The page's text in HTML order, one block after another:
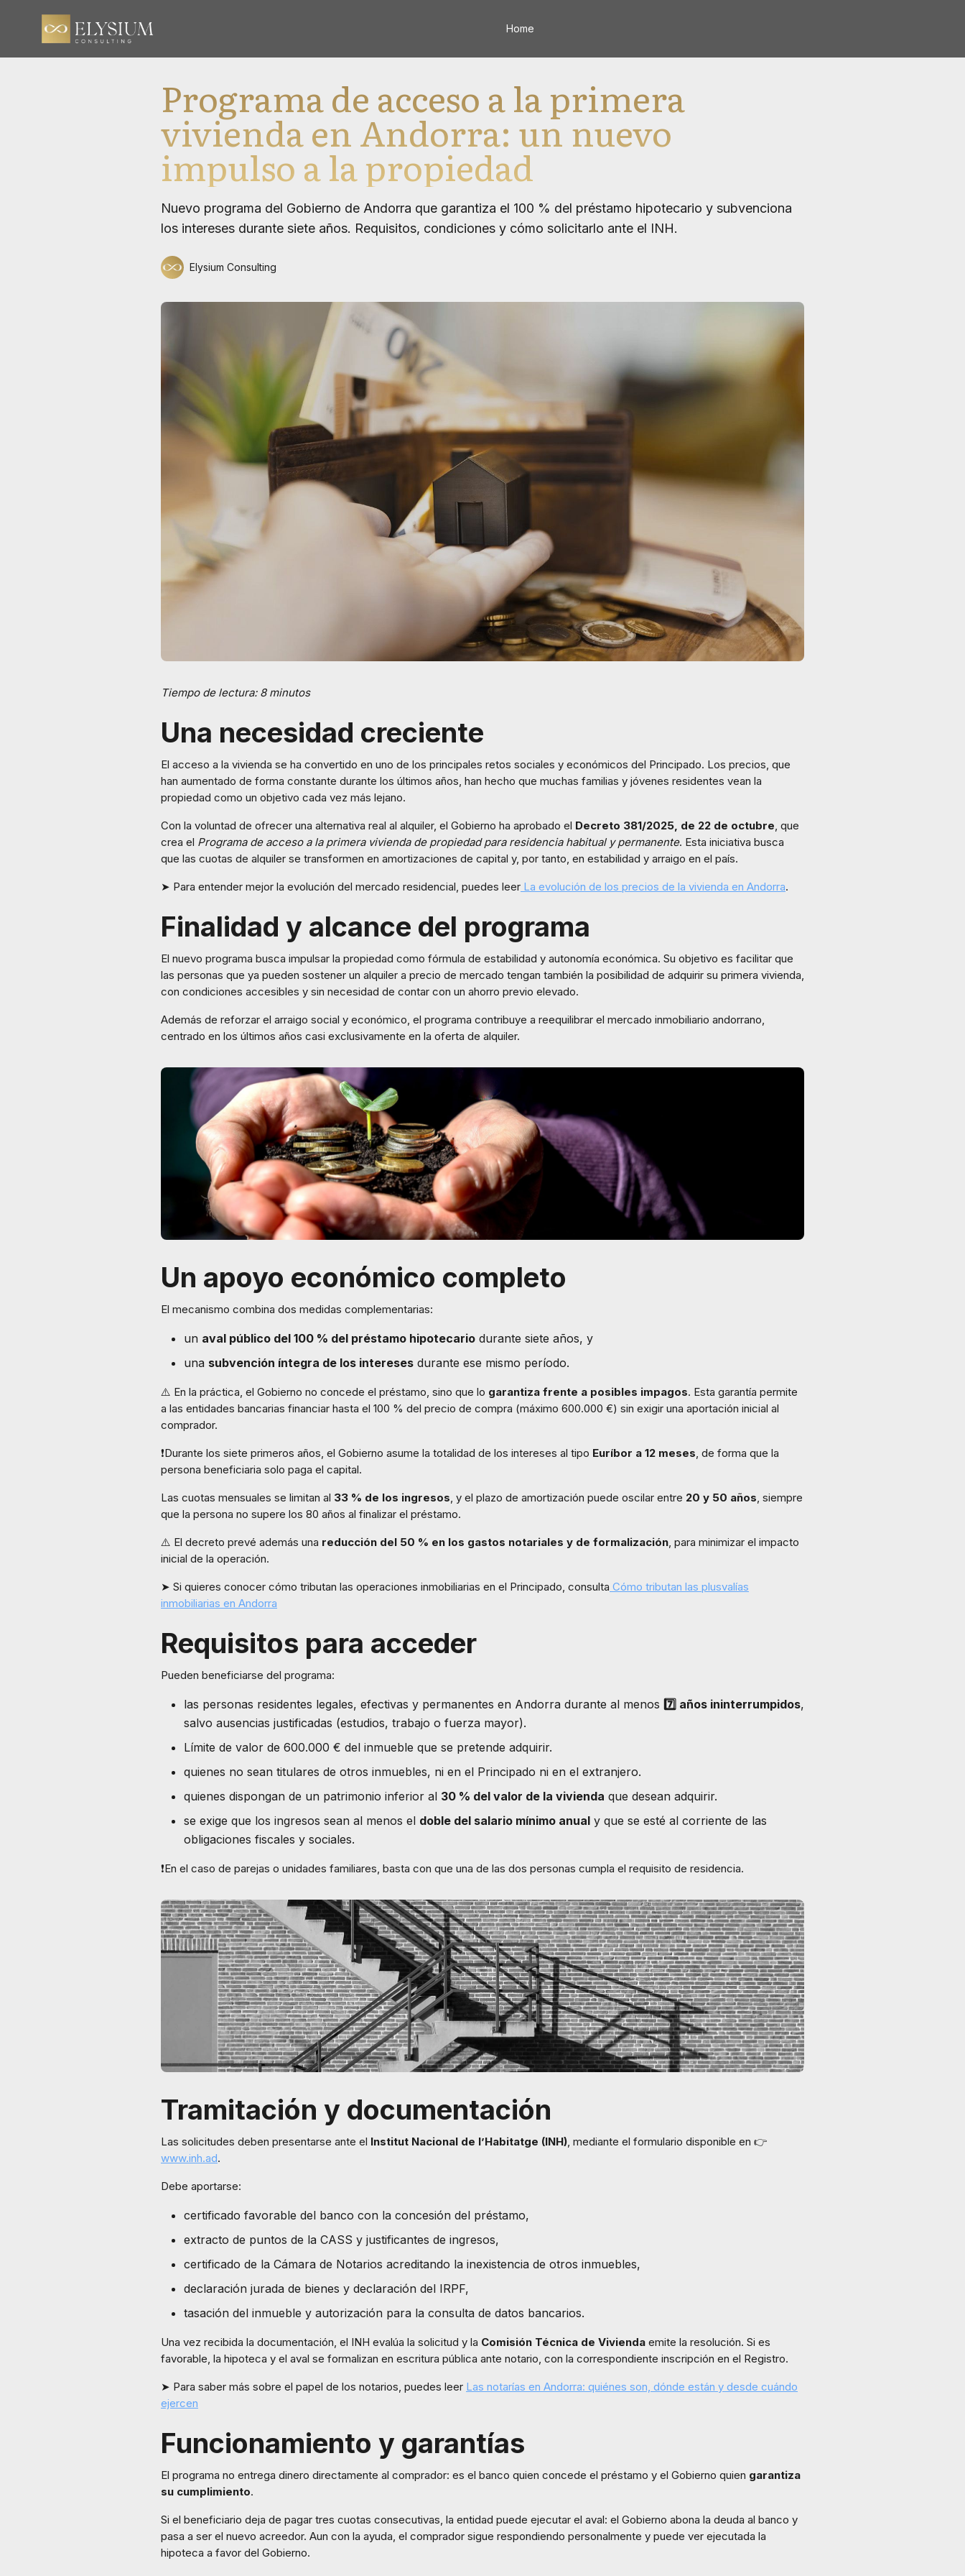
Home
Programa de acceso a la primera
vivienda en Andorra: un nuevo
impulso a la propiedad
Nuevo programa del Gobierno de Andorra que garantiza el 100 % del préstamo hipotecario y subvenciona
los intereses durante siete años. Requisitos, condiciones y cómo solicitarlo ante el INH.
Elysium Consulting
Tiempo de lectura: 8 minutos
Una necesidad creciente
El acceso a la vivienda se ha convertido en uno de los principales retos sociales y económicos del Principado. Los precios, que
han aumentado de forma constante durante los últimos años, han hecho que muchas familias y jóvenes residentes vean la
propiedad como un objetivo cada vez más lejano.
Con la voluntad de ofrecer una alternativa real al alquiler, el Gobierno ha aprobado el Decreto 381/2025, de 22 de octubre, que
crea el Programa de acceso a la primera vivienda de propiedad para residencia habitual y permanente. Esta iniciativa busca
que las cuotas de alquiler se transformen en amortizaciones de capital y, por tanto, en estabilidad y arraigo en el país.
➤ Para entender mejor la evolución del mercado residencial, puedes leer La evolución de los precios de la vivienda en Andorra.
Finalidad y alcance del programa
El nuevo programa busca impulsar la propiedad como fórmula de estabilidad y autonomía económica. Su objetivo es facilitar que
las personas que ya pueden sostener un alquiler a precio de mercado tengan también la posibilidad de adquirir su primera vivienda,
con condiciones accesibles y sin necesidad de contar con un ahorro previo elevado.
Además de reforzar el arraigo social y económico, el programa contribuye a reequilibrar el mercado inmobiliario andorrano,
centrado en los últimos años casi exclusivamente en la oferta de alquiler.
Un apoyo económico completo
El mecanismo combina dos medidas complementarias:
un aval público del 100 % del préstamo hipotecario durante siete años, y
una subvención íntegra de los intereses durante ese mismo período.
⚠️ En la práctica, el Gobierno no concede el préstamo, sino que lo garantiza frente a posibles impagos. Esta garantía permite
a las entidades bancarias financiar hasta el 100 % del precio de compra (máximo 600.000 €) sin exigir una aportación inicial al
comprador.
❗Durante los siete primeros años, el Gobierno asume la totalidad de los intereses al tipo Euríbor a 12 meses, de forma que la
persona beneficiaria solo paga el capital.
Las cuotas mensuales se limitan al 33 % de los ingresos, y el plazo de amortización puede oscilar entre 20 y 50 años, siempre
que la persona no supere los 80 años al finalizar el préstamo.
⚠️ El decreto prevé además una reducción del 50 % en los gastos notariales y de formalización, para minimizar el impacto
inicial de la operación.
➤ Si quieres conocer cómo tributan las operaciones inmobiliarias en el Principado, consulta Cómo tributan las plusvalías
inmobiliarias en Andorra
Requisitos para acceder
Pueden beneficiarse del programa:
las personas residentes legales, efectivas y permanentes en Andorra durante al menos 7️⃣ años ininterrumpidos,
salvo ausencias justificadas (estudios, trabajo o fuerza mayor).
Límite de valor de 600.000 € del inmueble que se pretende adquirir.
quienes no sean titulares de otros inmuebles, ni en el Principado ni en el extranjero.
quienes dispongan de un patrimonio inferior al 30 % del valor de la vivienda que desean adquirir.
se exige que los ingresos sean al menos el doble del salario mínimo anual y que se esté al corriente de las
obligaciones fiscales y sociales.
❗En el caso de parejas o unidades familiares, basta con que una de las dos personas cumpla el requisito de residencia.
Tramitación y documentación
Las solicitudes deben presentarse ante el Institut Nacional de l’Habitatge (INH), mediante el formulario disponible en 👉
www.inh.ad.
Debe aportarse:
certificado favorable del banco con la concesión del préstamo,
extracto de puntos de la CASS y justificantes de ingresos,
certificado de la Cámara de Notarios acreditando la inexistencia de otros inmuebles,
declaración jurada de bienes y declaración del IRPF,
tasación del inmueble y autorización para la consulta de datos bancarios.
Una vez recibida la documentación, el INH evalúa la solicitud y la Comisión Técnica de Vivienda emite la resolución. Si es
favorable, la hipoteca y el aval se formalizan en escritura pública ante notario, con la correspondiente inscripción en el Registro.
➤ Para saber más sobre el papel de los notarios, puedes leer Las notarías en Andorra: quiénes son, dónde están y desde cuándo
ejercen
Funcionamiento y garantías
El programa no entrega dinero directamente al comprador: es el banco quien concede el préstamo y el Gobierno quien garantiza
su cumplimiento.
Si el beneficiario deja de pagar tres cuotas consecutivas, la entidad puede ejecutar el aval: el Gobierno abona la deuda al banco y
pasa a ser el nuevo acreedor. Aun con la ayuda, el comprador sigue respondiendo personalmente y puede ver ejecutada la
hipoteca a favor del Gobierno.